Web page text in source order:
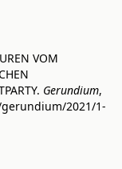
VOM
Gerundium,
2021/1-